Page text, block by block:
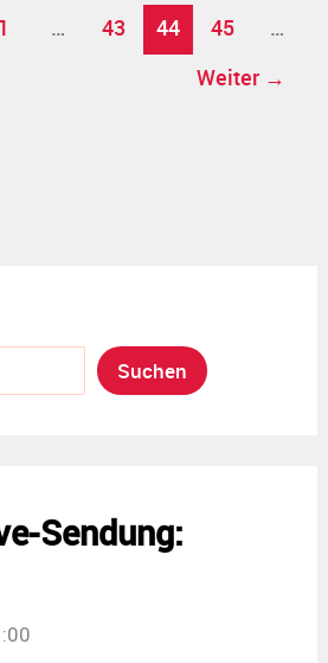
1 … 43 44 45
…
Weiter →
Suchen
Sendung: